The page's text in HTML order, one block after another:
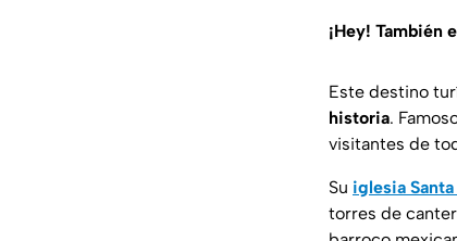
¡Hey! También
Este destino
historia.
visitantes de
Su iglesia
torres de